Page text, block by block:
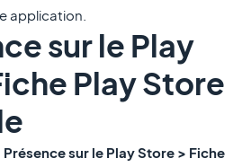
application.
sur le Play
Play Store
Présence sur le Play Store > Fiche